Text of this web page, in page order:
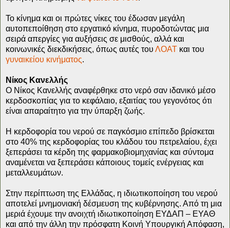
Το κίνημα και οι πρώτες νίκες του έδωσαν μεγάλη
αυτοπεποίθηση στο εργατικό κίνημα, πυροδοτώντας μια
σειρά απεργίες για αυξήσεις σε μισθούς, αλλά και
κοινωνικές διεκδικήσεις, όπως αυτές του ΛΟΑΤ και του
γυναικείου κινήματος.
Νίκος Κανελλής
Ο Νίκος Κανελλής αναφέρθηκε στο νερό σαν ιδανικό μέσο
κερδοσκοπίας για το κεφάλαιο, εξαιτίας του γεγονότος ότι
είναι απαραίτητο για την ύπαρξη ζωής.
Η κερδοφορία του νερού σε παγκόσμιο επίπεδο βρίσκεται
στο 40% της κερδοφορίας του κλάδου του πετρελαίου, έχει
ξεπεράσει τα κέρδη της φαρμακοβιομηχανίας και σύντομα
αναμένεται να ξεπεράσει κάποιους τομείς ενέργειας και
μεταλλευμάτων.
Στην περίπτωση της Ελλάδας, η ιδιωτικοποίηση του νερού
αποτελεί μνημονιακή δέσμευση της κυβέρνησης. Από τη μια
μεριά έχουμε την ανοιχτή ιδιωτικοποίηση ΕΥΔΑΠ – ΕΥΑΘ
και από την άλλη την πρόσφατη Κοινή Υπουργική Απόφαση,